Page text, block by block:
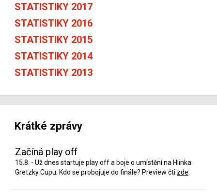
STATISTIKY 2017
STATISTIKY 2016
STATISTIKY 2015
STATISTIKY 2014
STATISTIKY 2013
Krátké zprávy
Začíná play off
15.8. - Už dnes startuje play off a boje o umístění na Hlinka
Gretzky Cupu. Kdo se probojuje do finále? Preview čti zde